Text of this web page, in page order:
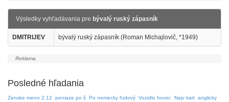
Výsledky vyhľadávania pre bývalý ruský zápasník
DMITRIJEV bývalý ruský zápasník (Roman Michajlovič, *1949)
Posledné hľadania
Zenske meno 2.12 peniaze po š Po nemecky ľudový Vozidlo hovor. Najv kart anglicky